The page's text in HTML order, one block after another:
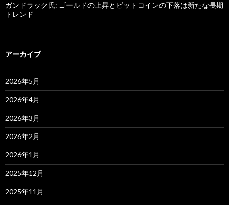
ガンドラック氏: ゴールドの上昇とビットコインの下落は新たな長期
トレンド
アーカイブ
2026年5月
2026年4月
2026年3月
2026年2月
2026年1月
2025年12月
2025年11月